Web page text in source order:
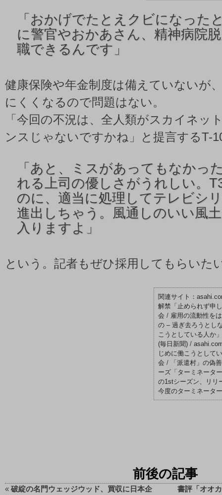
「 おかげでたとえクビになった
に警官やおかあさん、精神病院
職できるんです」
健康保険や年金制度は備えていないが
にくくなるので問題はない。
「今回の不況は、全人類がスカイネッ
ンスじゃないですかね」と提言するT-
「 あと、ミスがあってもなかっ
れる上司の優しさがうれしい。
のに、適当に処理してテレビシ
進出しちゃう。風通しのいい風
入りますよ」
という。記者もぜひ採用してもらいた
解禁「止められず申
会 / 雇用の流動性を
の – 過ぎ去ろうとし
こうとしている人か
(毎日新聞) /
じめに働こうとして
会 /
「派遣村」の偽
ーズ「ターミネータ
の1stシーズン、リリ
今度のターミネータ
前後の記事
« 破綻の名門ウェッジウッド、買収に日本企
書評「オオ